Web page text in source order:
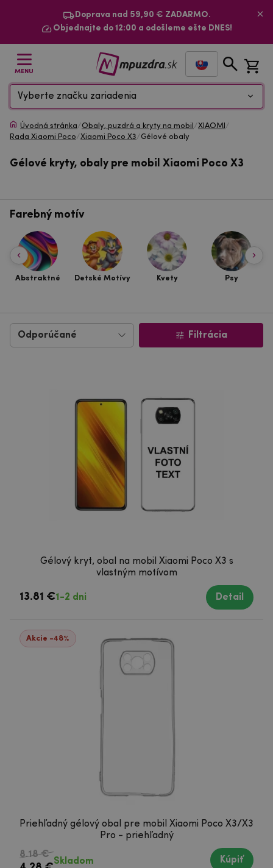
Doprava nad 59,90 € ZADARMO.
Objednajte do 12:00 a odošleme ešte DNES!
MENU
Vyberte značku zariadenia
Úvodná stránka/Obaly, puzdrá a kryty na mobil /XIAOMI /
Rada Xiaomi Poco/Xiaomi Poco X3/Gélové obaly
Gélové kryty, obaly pre mobil Xiaomi Poco X3
Gélový kryt, obal na mobil Xiaomi Poco X3 s
vlastným motívom
13.81 €1-2 dni Detail
Akcie -48%
Priehľadný gélový obal pre mobil Xiaomi Poco X3/X3
Pro - priehľadný
8.18 €
Skladom Kúpiť
Farebný motív
Abstraktné Detské Motívy Kvety Psy
Filtrácia